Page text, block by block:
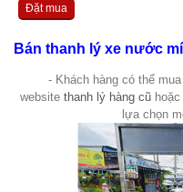
Đặt mua
Bán thanh lý xe nước
- Khách hàng có thể
website thanh lý hàng cũhoặc
lựa chọn